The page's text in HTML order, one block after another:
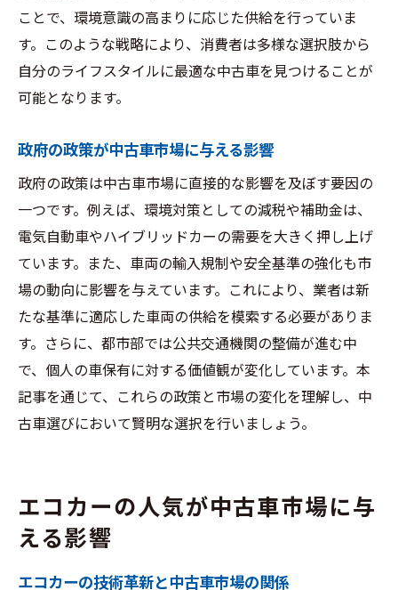
ことで、環境意識の高まりに応じた供給を行っていま
す。このような戦略により、消費者は多様な選択肢から
自分のライフスタイルに最適な中古車を見つけることが
可能となります。
政府の政策が中古車市場に与える影響
政府の政策は中古車市場に直接的な影響を及ぼす要因の
一つです。例えば、環境対策としての減税や補助金は、
電気自動車やハイブリッドカーの需要を大きく押し上げ
ています。また、車両の輸入規制や安全基準の強化も市
場の動向に影響を与えています。これにより、業者は新
たな基準に適応した車両の供給を模索する必要がありま
す。さらに、都市部では公共交通機関の整備が進む中
で、個人の車保有に対する価値観が変化しています。本
記事を通じて、これらの政策と市場の変化を理解し、中
古車選びにおいて賢明な選択を行いましょう。
エコカーの人気が中古車市場に与
える影響
エコカーの技術革新と中古車市場の関係